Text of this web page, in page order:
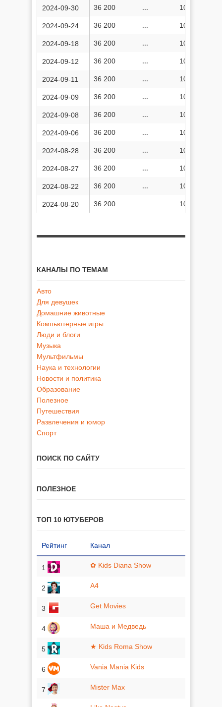
36 200 ... 10 543 868
36 200 ... 10 540 477
36 200 ... 10 537 453
36 200 ... 10 533 727
36 200 ... 10 533 206
36 200 ... 10 531 864
36 200 ... 10 531 247
36 200 ... 10 530 190
36 200 ... 10 525 225
36 200 ... 10 524 770
36 200 ... 10 522 346
36 200 ... 10 521 389
2024-09-30
2024-09-24
2024-09-18
2024-09-12
2024-09-11
2024-09-09
2024-09-08
2024-09-06
2024-08-28
2024-08-27
2024-08-22
2024-08-20
КАНАЛЫ ПО ТЕМАМ
Авто
Для девушек
Домашние животные
Компьютерные игры
Люди и блоги
Музыка
Мультфильмы
Наука и технологии
Новости и политика
Образование
Полезное
Путешествия
Развлечения и юмор
Спорт
ПОИСК ПО САЙТУ
ПОЛЕЗНОЕ
ТОП 10 ЮТУБЕРОВ
Рейтинг Канал
1 ✿ Kids Diana Show
2 A4
3 Get Movies
4 Маша и Медведь
5 ★ Kids Roma Show
6 Vania Mania Kids
7 Mister Max